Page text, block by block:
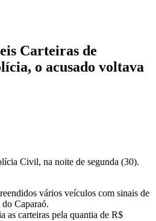
Carteiras de
o acusado voltava
Civil, na noite de segunda (30).
vários veículos com sinais de
Caparaó.
as carteiras pela quantia de R$